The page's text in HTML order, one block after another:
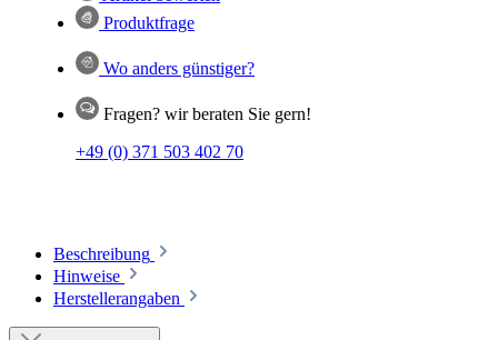
Produktfrage
Wo anders günstiger?
Fragen? wir beraten Sie gern!
+49 (0) 371 503 402 70
Beschreibung
Hinweise
Herstellerangaben